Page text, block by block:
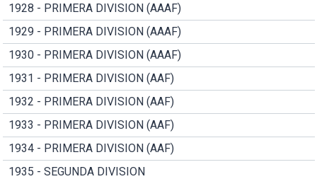
1928 - PRIMERA DIVISION (AAAF)
1929 - PRIMERA DIVISION (AAAF)
1930 - PRIMERA DIVISION (AAAF)
1931 - PRIMERA DIVISION (AAF)
1932 - PRIMERA DIVISION (AAF)
1933 - PRIMERA DIVISION (AAF)
1934 - PRIMERA DIVISION (AAF)
1935 - SEGUNDA DIVISION